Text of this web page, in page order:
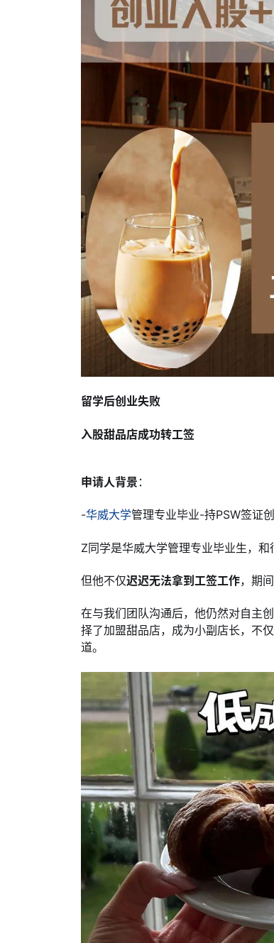
留学后创业失败
入股甜品店成功转工签
申请人背景 ：
-华威大学管理专业毕业-持PSW签证
Z同学是华威大学管理专业毕业生，和
但他不仅迟迟无法拿到工签工作，期
在与我们团队沟通后，他仍然对自主
择了加盟甜品店，成为小副店长，不
道。